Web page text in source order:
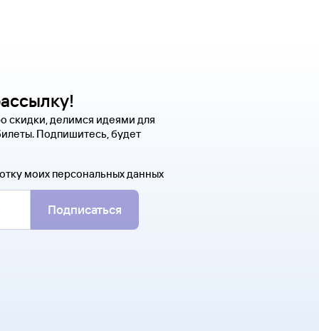
скидки, делимся идеями для
Подпишитесь, будет
моих персональных данных
Подписаться